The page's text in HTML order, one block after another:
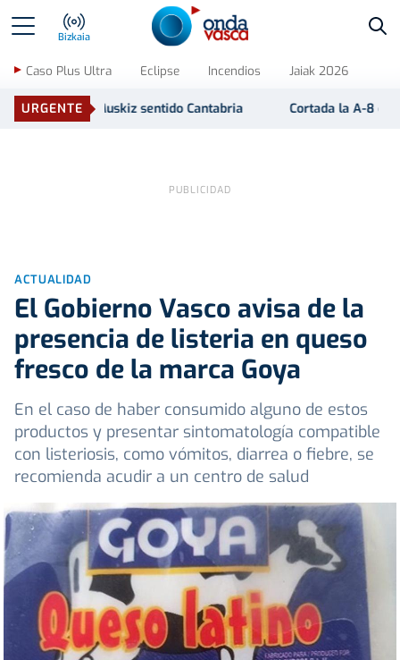
Bizkaia
Caso Plus Ultra Eclipse Incendios Jaiak 2026
URGENTE
sentido Cantabria Cortada la A-8 en el puente de Muskiz
ACTUALIDAD
El Gobierno Vasco avisa de la
presencia de listeria en queso
fresco de la marca Goya
En el caso de haber consumido alguno de estos
productos y presentar sintomatología compatible
con listeriosis, como vómitos, diarrea o fiebre, se
recomienda acudir a un centro de salud